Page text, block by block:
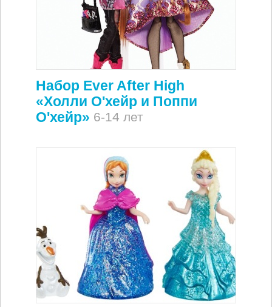
Набор Ever After High
«Холли О'хейр и Поппи
О'хейр» 6-14 лет